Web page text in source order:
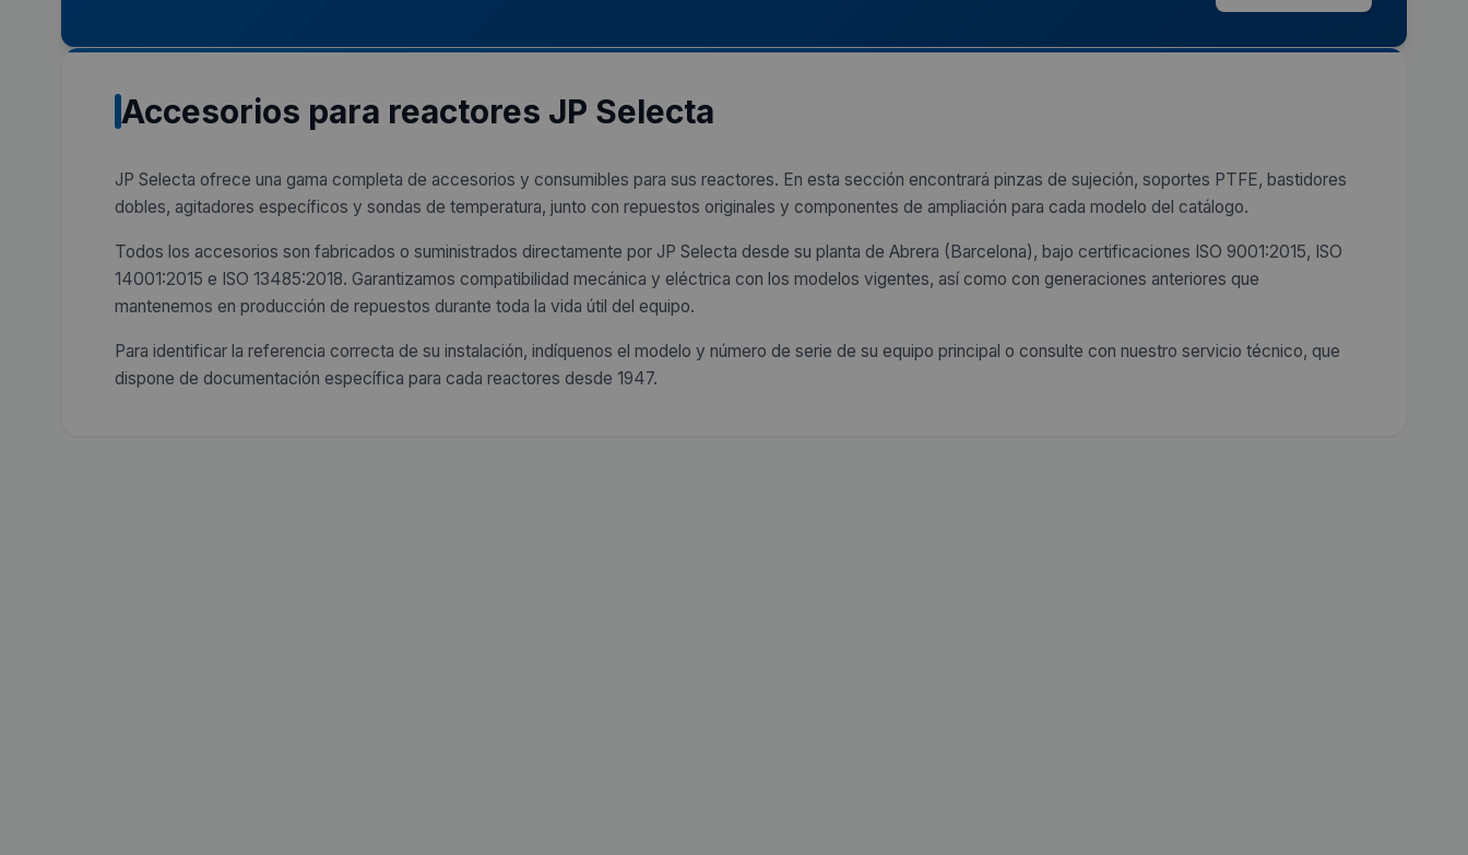
Accesorios para reactores JP Selecta
JP Selecta ofrece una gama completa de accesorios y consumibles para sus reactores. En esta sección encontrará pinzas de sujeción, soportes PTFE, bastidores
dobles, agitadores específicos y sondas de temperatura, junto con repuestos originales y componentes de ampliación para cada modelo del catálogo.
Todos los accesorios son fabricados o suministrados directamente por JP Selecta desde su planta de Abrera (Barcelona), bajo certificaciones ISO 9001:2015, ISO
14001:2015 e ISO 13485:2018. Garantizamos compatibilidad mecánica y eléctrica con los modelos vigentes, así como con generaciones anteriores que
mantenemos en producción de repuestos durante toda la vida útil del equipo.
Para identificar la referencia correcta de su instalación, indíquenos el modelo y número de serie de su equipo principal o consulte con nuestro servicio técnico, que
dispone de documentación específica para cada reactores desde 1947.